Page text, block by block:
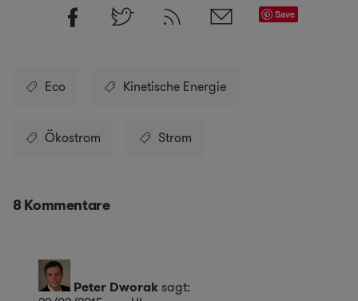
Save
Eco Kinetische Energie
Ökostrom Strom
8 Kommentare
Peter Dworaksagt: